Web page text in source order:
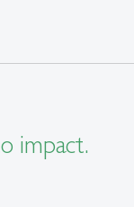
impact.